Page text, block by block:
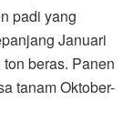
padi yang
Januari
beras. Panen
tanam Oktober-